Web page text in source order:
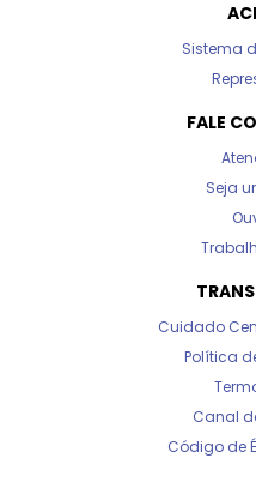
Sistema
FALE
Seja
Cuidado
Política
Canal
Código de